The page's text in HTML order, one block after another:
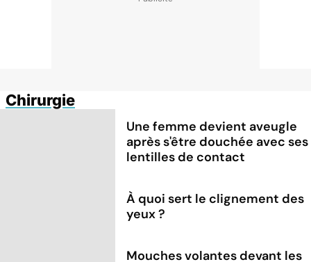
Chirurgie
Une femme devient aveugle
après s'être douchée avec ses
lentilles de contact
À quoi sert le clignement des
yeux ?
Mouches volantes devant les